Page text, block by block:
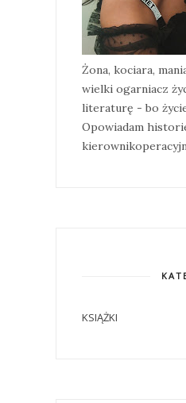
Żona, kociara,
wielki ogarniacz
literaturę - bo
Opowiadam
KSIĄŻKI